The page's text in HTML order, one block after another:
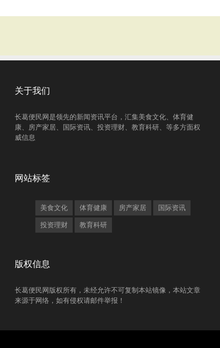
关于我们
长葛便民网是领先的新闻资讯平台，汇集美食文化、体育健
康、房产家居、国际资讯、投资理财、教育科研、等多方面权
威信息
网站标签
美食文化 体育健康 房产家居 国际资讯
投资理财 教育科研
版权信息
长葛便民网版权所有，未经允许不可复制本站镜像，本站文章
来源于网络，如有侵权请邮件举报！